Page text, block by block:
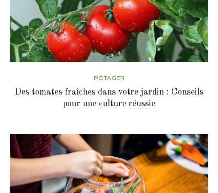
POTAGER
Des tomates fraîches dans votre jardin : Conseils
pour une culture réussie